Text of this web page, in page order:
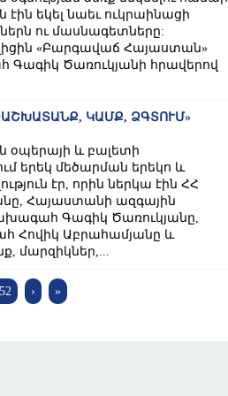
եկել նաեւ ուկրաինացի
ու մասնագետները:
«Բարգավաճ Հայաստան»
Գագիկ Ծառուկյանի հրավերով
ԿԱՄՔ, ՁԳՏՈՒՄ»
օպերայի և բալետի
երեկ մեծարման երեկո և
էր, որին ներկա էին ՀՀ
Հայաստանի ազգային
Գագիկ Ծառուկյանը,
Հովիկ Աբրահամյանը և
մարզիկներ,...
› »